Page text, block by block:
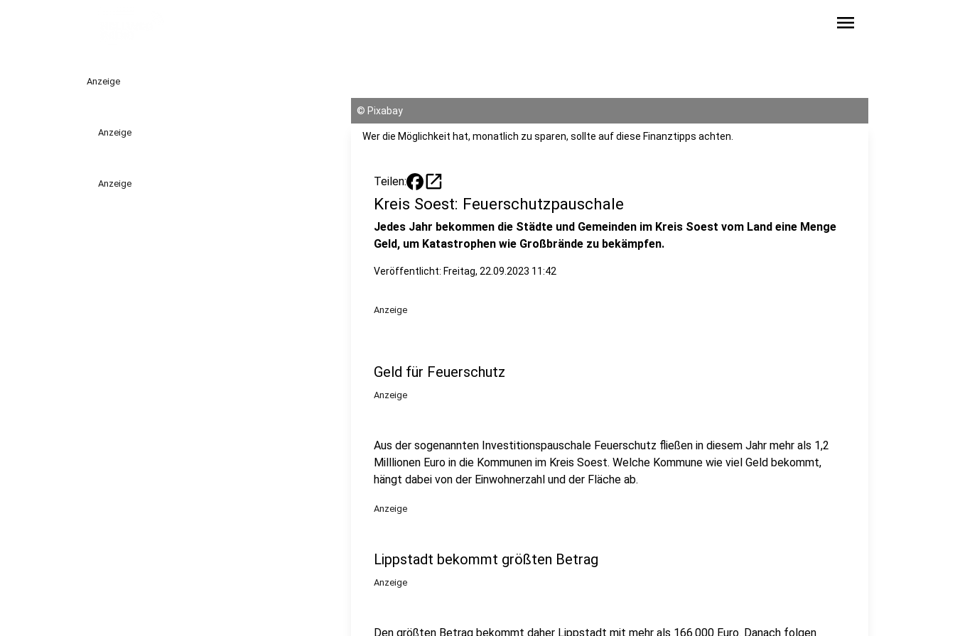
menu
Anzeige
Anzeige
Anzeige
© Pixabay
Wer die Möglichkeit hat, monatlich zu sparen, sollte auf diese Finanztipps achten.
Teilen: open_in_new
Kreis Soest: Feuerschutzpauschale
Jedes Jahr bekommen die Städte und Gemeinden im Kreis Soest vom Land eine Menge
Geld, um Katastrophen wie Großbrände zu bekämpfen.
Veröffentlicht: Freitag, 22.09.2023 11:42
Anzeige
Geld für Feuerschutz
Anzeige
Aus der sogenannten Investitionspauschale Feuerschutz fließen in diesem Jahr mehr als 1,2
Milllionen Euro in die Kommunen im Kreis Soest. Welche Kommune wie viel Geld bekommt,
hängt dabei von der Einwohnerzahl und der Fläche ab.
Anzeige
Lippstadt bekommt größten Betrag
Anzeige
Den größten Betrag bekommt daher Lippstadt mit mehr als 166.000 Euro. Danach folgen